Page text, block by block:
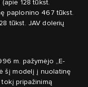
128 tūkst.
paplonino 467 tūkst.
tūkst. JAV dolerių
m. pažymėjo „E-
šį modelį į nuolatinę
pripažinimą